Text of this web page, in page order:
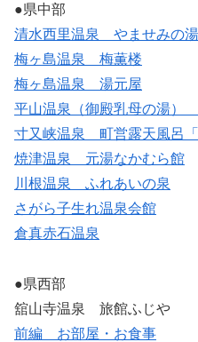
●県中部
清水西里温泉 やませみの湯
梅ヶ島温泉 梅薫楼
梅ヶ島温泉 湯元屋
平山温泉（御殿乳母の湯）
寸又峡温泉 町営露天風呂「
焼津温泉 元湯なかむら館
川根温泉 ふれあいの泉
さがら子生れ温泉会館
倉真赤石温泉
●県西部
舘山寺温泉 旅館ふじや
前編 お部屋・お食事